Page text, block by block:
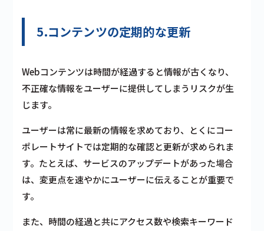
5.コンテンツの定期的な更新
Webコンテンツは時間が経過すると情報が古くなり、
不正確な情報をユーザーに提供してしまうリスクが生
じます。
ユーザーは常に最新の情報を求めており、とくにコー
ポレートサイトでは定期的な確認と更新が求められま
す。たとえば、サービスのアップデートがあった場合
は、変更点を速やかにユーザーに伝えることが重要で
す。
また、時間の経過と共にアクセス数や検索キーワード